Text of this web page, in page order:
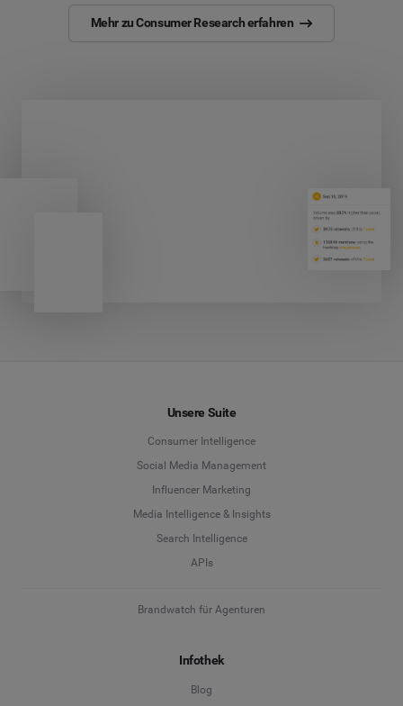
Mehr zu Consumer Research erfahren
Unsere Suite
Consumer Intelligence
Social Media Management
Influencer Marketing
Media Intelligence & Insights
Search Intelligence
APIs
Brandwatch für Agenturen
Infothek
Blog